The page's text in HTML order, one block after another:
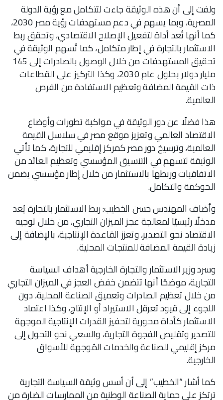
ولفت إلى أن هذه الوثيقة جاءت لتتكامل مع رؤية الدولة
المصرية، وبما يسهم في دعم مستهدفات رؤية مصر 2030،
كما أنها تُعد أداة لتفعيل الإصلاح الاقتصادي، وتحقق ربط
الاستثمار بالتجارة في إطار متكامل، كما تُسهم الوثيقة في
تحقيق المستهدفات من خلال الوصول بالصادرات إلى 145
مليار دولار بحلول عام 2030، وكذا التركيز على القطاعات
ذات القيمة المضافة وتعظيم الاستفادة من الفرص
العالمية.
هذا فضلًا عن دور الوثيقة في مواكبة تطورات وأوضاع
الاقتصاد العالمي وتعزيز موقع مصر في سلاسل القيمة
العالمية، وترسيخ دور مصر كمركز إقليمي للتجارة، كما تأتي
الوثيقة لتسهم في التنسيق المؤسسي وتعظيم العائد من
الاتفاقيات وربطها بالاستثمار من خلال إطار مؤسسي يضمن
الحوكمة والتكامل.
وأضاف المهندس حسن الخطيب: ربط الاستثمار بالتجارة يُعد
مدخلًا رئيسيًا لمعالجة عجز الميزان التجاري، من خلال توجيه
الاقتصاد نحو التصدير، وتعزز القاعدة الإنتاجية، بالإضافة إلى
زيادة القيمة المضافة للمنتجات المحلية.
وسرد وزير الاستثمار والتجارة الخارجية أهداف السياسة
التجارية، موضحًا أنها تتضمن خفض العجز في الميزان التجاري
من خلال تعظيم الصادرات وتعميق الصناعة المحلية، دون
اللجوء إلى قيود تعرقل الاستيراد أو الإنتاج، وكذا اعتماد
الاستثمار كأداة محورية لتحفيز القدرات الإنتاجية الموجهة
للتصدير وتقليص الفجوة التجارية، والسعي نحو التحول إلى
مركز إقليمي للصناعة والخدمات المُوجهة للأسواق
الخارجية.
كما أشار “الخطيب” إلى أن أسس وثيقة السياسة التجارية
ترتكز على حماية الصناعة الوطنية من الممارسات الضارة من